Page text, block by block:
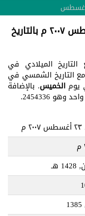
التاريخ الميلادي الخميس، ٢٣ أغسطس ٢٠٠٧ م بالتاريخ
التاريخ الشمسي في
الخميس. بالإضافة
2454336.